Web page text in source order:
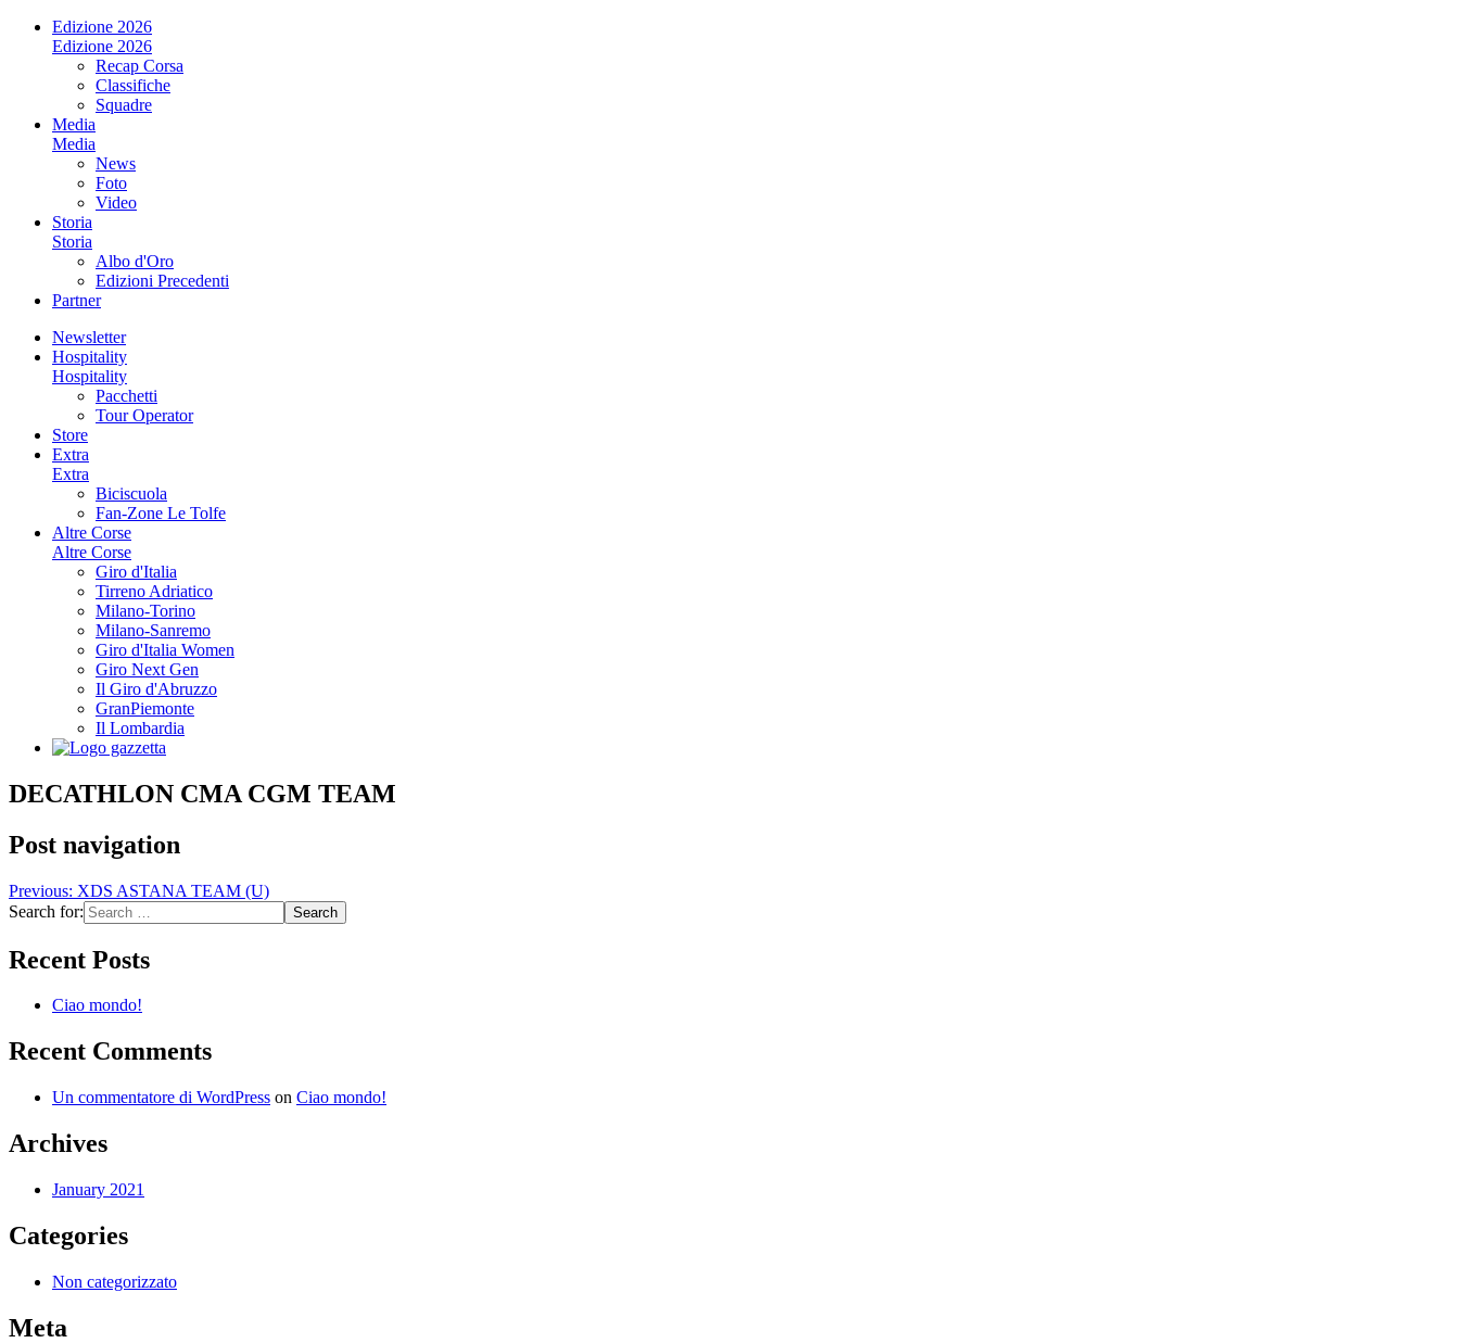
Edizione 2026
Edizione 2026
Recap Corsa
Classifiche
Squadre
Media
Media
News
Foto
Video
Storia
Storia
Albo d'Oro
Edizioni Precedenti
Partner
Newsletter
Hospitality
Hospitality
Pacchetti
Tour Operator
Store
Extra
Extra
Biciscuola
Fan-Zone Le Tolfe
Altre Corse
Altre Corse
Giro d'Italia
Tirreno Adriatico
Milano-Torino
Milano-Sanremo
Giro d'Italia Women
Giro Next Gen
Il Giro d'Abruzzo
GranPiemonte
Il Lombardia
DECATHLON CMA CGM TEAM
Post navigation
Previous: XDS ASTANA TEAM (U)
Search for:
Recent Posts
Ciao mondo!
Recent Comments
Un commentatore di WordPress on Ciao mondo!
Archives
January 2021
Categories
Non categorizzato
Meta